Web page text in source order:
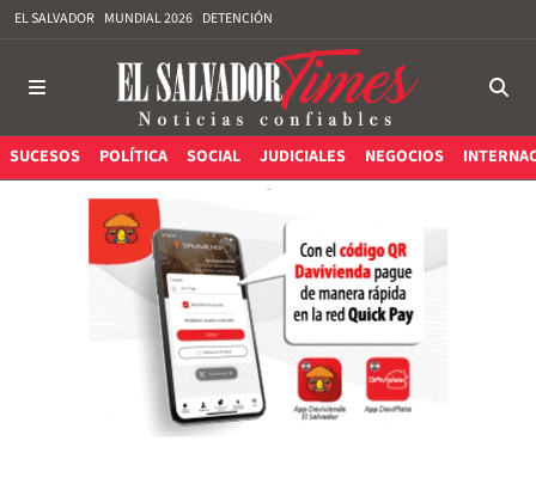
EL SALVADOR MUNDIAL 2026 DETENCIÓN
SUCESOS POLÍTICA SOCIAL JUDICIALES NEGOCIOS